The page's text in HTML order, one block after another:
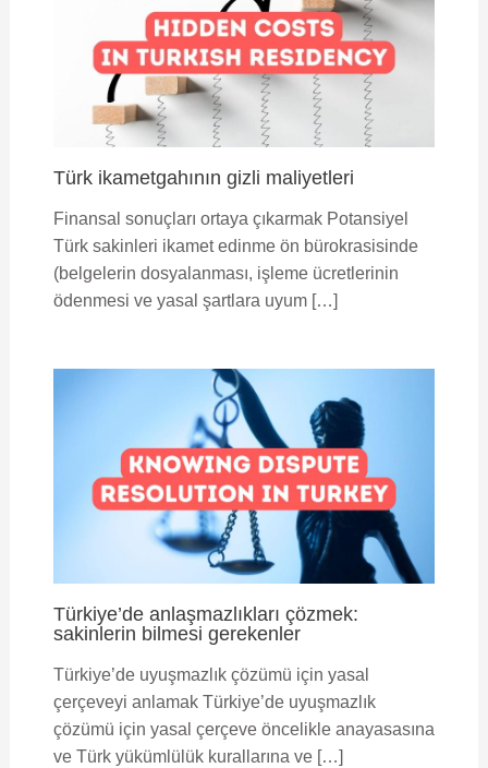
Türk ikametgahının gizli maliyetleri
Finansal sonuçları ortaya çıkarmak Potansiyel
Türk sakinleri ikamet edinme ön bürokrasisinde
(belgelerin dosyalanması, işleme ücretlerinin
ödenmesi ve yasal şartlara uyum […]
Türkiye’de anlaşmazlıkları çözmek:
sakinlerin bilmesi gerekenler
Türkiye’de uyuşmazlık çözümü için yasal
çerçeveyi anlamak Türkiye’de uyuşmazlık
çözümü için yasal çerçeve öncelikle anayasasına
ve Türk yükümlülük kurallarına ve […]